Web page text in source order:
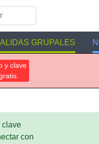
GRUPALES
y clave
clave
con